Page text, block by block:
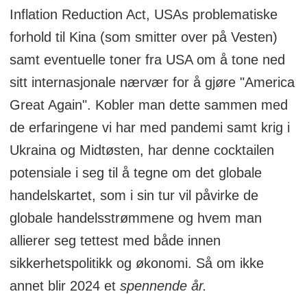
Inflation Reduction Act, USAs problematiske
forhold til Kina (som smitter over på Vesten)
samt eventuelle toner fra USA om å tone ned
sitt internasjonale nærvær for å gjøre "America
Great Again". Kobler man dette sammen med
de erfaringene vi har med pandemi samt krig i
Ukraina og Midtøsten, har denne cocktailen
potensiale i seg til å tegne om det globale
handelskartet, som i sin tur vil påvirke de
globale handelsstrømmene og hvem man
allierer seg tettest med både innen
sikkerhetspolitikk og økonomi. Så om ikke
annet blir 2024 et spennende år.